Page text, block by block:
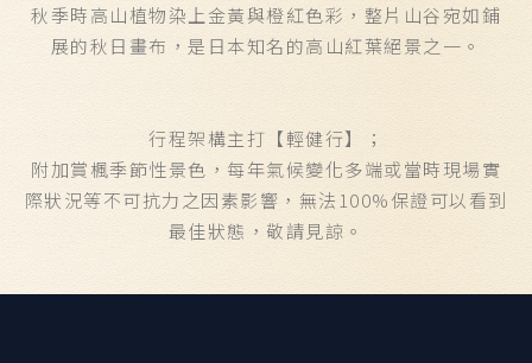
秋季時高山植物染上金黃與橙紅色彩，整片山谷宛如鋪
展的秋日畫布，是日本知名的高山紅葉絕景之一。
行程架構主打【輕健行】；
附加賞楓季節性景色，每年氣候變化多端或當時現場實
際狀況等不可抗力之因素影響，無法100%保證可以看到
最佳狀態，敬請見諒。